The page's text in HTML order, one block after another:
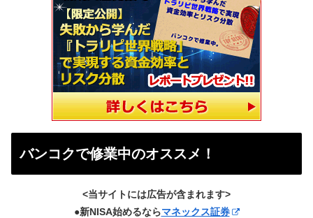
バンコクで修業中のオススメ！
<当サイトには広告が含まれます>
●新NISA始めるならマネックス証券